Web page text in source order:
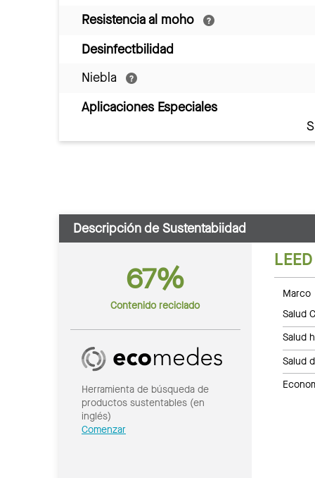
Resistencia al moho
Desinfectbilidad
Niebla
Aplicaciones Especiales
Descripción de Sustentabiidad
67%
Contenido reciclado
Herramienta de búsqueda de
productos sustentables (en
inglés)
Comenzar
Marco
Salud
Salud
Salud